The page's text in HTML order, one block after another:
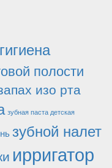
гигиена
полости
изо рта
зубная паста детская
зубной налет
ирригатор